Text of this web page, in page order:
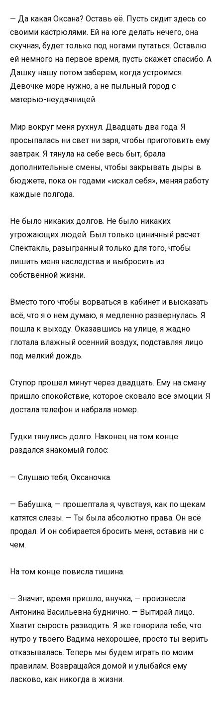
— Да какая Оксана? Оставь её. Пусть сидит здесь со
своими кастрюлями. Ей на юге делать нечего, она
скучная, будет только под ногами путаться. Оставлю
ей немного на первое время, пусть скажет спасибо. А
Дашку нашу потом заберем, когда устроимся.
Девочке море нужно, а не пыльный город с
матерью-неудачницей.
Мир вокруг меня рухнул. Двадцать два года. Я
просыпалась ни свет ни заря, чтобы приготовить ему
завтрак. Я тянула на себе весь быт, брала
дополнительные смены, чтобы закрывать дыры в
бюджете, пока он годами «искал себя», меняя работу
каждые полгода.
Не было никаких долгов. Не было никаких
угрожающих людей. Был только циничный расчет.
Спектакль, разыгранный только для того, чтобы
лишить меня наследства и выбросить из
собственной жизни.
Вместо того чтобы ворваться в кабинет и высказать
всё, что я о нем думаю, я медленно развернулась. Я
пошла к выходу. Оказавшись на улице, я жадно
глотала влажный осенний воздух, подставляя лицо
под мелкий дождь.
Ступор прошел минут через двадцать. Ему на смену
пришло спокойствие, которое сковало все эмоции. Я
достала телефон и набрала номер.
Гудки тянулись долго. Наконец на том конце
раздался знакомый голос:
— Слушаю тебя, Оксаночка.
— Бабушка, — прошептала я, чувствуя, как по щекам
катятся слезы. — Ты была абсолютно права. Он всё
продал. И он собирается бросить меня, оставив ни с
чем.
На том конце повисла тишина.
— Значит, время пришло, внучка, — произнесла
Антонина Васильевна буднично. — Вытирай лицо.
Хватит сырость разводить. Я же говорила тебе, что
нутро у твоего Вадима нехорошее, просто ты верить
отказывалась. Теперь мы будем играть по моим
правилам. Возвращайся домой и улыбайся ему
ласково, как никогда в жизни.